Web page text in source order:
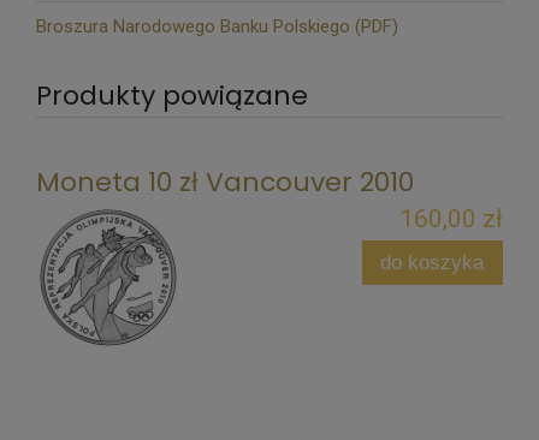
Broszura Narodowego Banku Polskiego (PDF)
Produkty powiązane
Moneta 10 zł Vancouver 2010
160,00 zł
do koszyka